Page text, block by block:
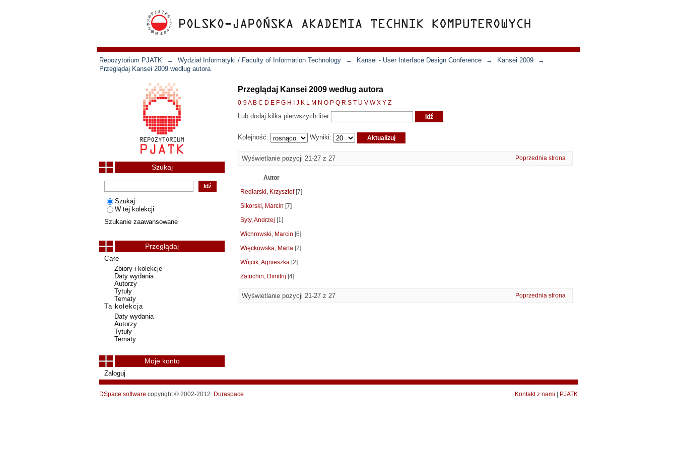
Repozytorium PJATK → Wydział Informatyki / Faculty of Information Technology → Kansei - User Interface Design Conference → Kansei 2009
→
Przeglądaj Kansei 2009 według autora
Przeglądaj Kansei 2009 według autora
0-9A B C D E F G H J K L M N O P Q R S T U V W X Y Z
Lub dodaj kilka pierwszych liter:
Kolejność: Wyniki:
Wyświetlanie pozycji 21-27 z 27 Poprzednia strona
Autor
Redlarski, Krzysztof[7]
Sikorski, Marcin [7]
Syty, Andrzej [1]
Wichrowski, Marcin [6]
Więckowska, Marta [2]
Wójcik, Agnieszka [2]
Żatuchin, Dimitrij [4]
Wyświetlanie pozycji 21-27 z 27 Poprzednia strona
Szukaj
Szukaj
W tej kolekcji
Szukanie zaawansowane
Przeglądaj
Całe
Zbiory i kolekcje
Daty wydania
Autorzy
Tytuły
Tematy
Ta kolekcja
Daty wydania
Autorzy
Tytuły
Tematy
Moje konto
Zaloguj
DSpace software copyright © 2002-2012 Duraspace Kontakt z nami PJATK